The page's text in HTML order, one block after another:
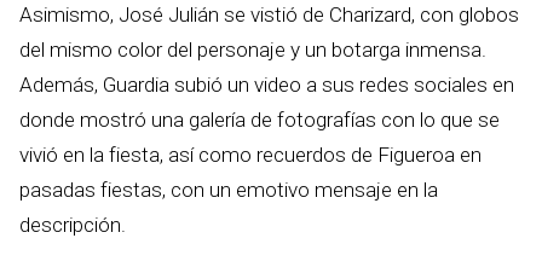
Asimismo, José Julián se vistió de Charizard, con globos
del mismo color del personaje y un botarga inmensa.
Además, Guardia subió un video a sus redes sociales en
donde mostró una galería de fotografías con lo que se
vivió en la fiesta, así como recuerdos de Figueroa en
pasadas fiestas, con un emotivo mensaje en la
descripción.